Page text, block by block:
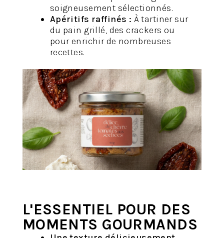
soigneusement sélectionnés.
Apéritifs raffinés : À tartiner sur
du pain grillé, des crackers ou
pour enrichir de nombreuses
recettes.
L'ESSENTIEL POUR DES
MOMENTS GOURMANDS